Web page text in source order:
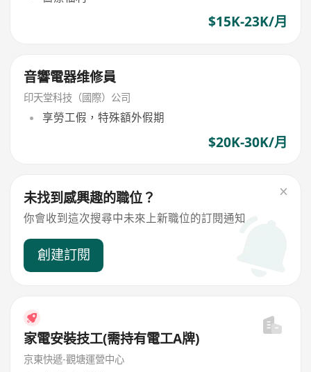
$15K-23K/月
音響電器维修員
印天堂科技（國際）公司
享勞工假，特殊額外假期
$20K-30K/月
未找到感興趣的職位？
你會收到這次搜尋中未來上新職位的訂閱通知
創建訂閱
家電安裝技工(需持有電工A牌)
京東快遞-觀塘運營中心